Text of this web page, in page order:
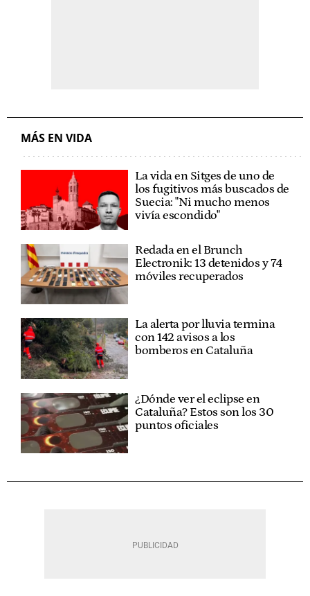
MÁS EN VIDA
La vida en Sitges de uno de
los fugitivos más buscados de
Suecia: "Ni mucho menos
vivía escondido"
Redada en el Brunch
Electronik: 13 detenidos y 74
móviles recuperados
La alerta por lluvia termina
con 142 avisos a los
bomberos en Cataluña
¿Dónde ver el eclipse en
Cataluña? Estos son los 30
puntos oficiales